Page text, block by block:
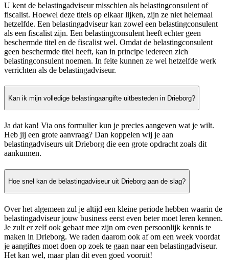
U kent de belastingadviseur misschien als belastingconsulent of
fiscalist. Hoewel deze titels op elkaar lijken, zijn ze niet helemaal
hetzelfde. Een belastingadviseur kan zowel een belastingconsulent
als een fiscalist zijn. Een belastingconsulent heeft echter geen
beschermde titel en de fiscalist wel. Omdat de belastingconsulent
geen beschermde titel heeft, kan in principe iedereen zich
belastingconsulent noemen. In feite kunnen ze wel hetzelfde werk
verrichten als de belastingadviseur.
Kan ik mijn volledige belastingaangifte uitbesteden in Drieborg?
Ja dat kan! Via ons formulier kun je precies aangeven wat je wilt.
Heb jij een grote aanvraag? Dan koppelen wij je aan
belastingadviseurs uit Drieborg die een grote opdracht zoals dit
aankunnen.
Hoe snel kan de belastingadviseur uit Drieborg aan de slag?
Over het algemeen zul je altijd een kleine periode hebben waarin de
belastingadviseur jouw business eerst even beter moet leren kennen.
Je zult er zelf ook gebaat mee zijn om even persoonlijk kennis te
maken in Drieborg. We raden daarom ook af om een week voordat
je aangiftes moet doen op zoek te gaan naar een belastingadviseur.
Het kan wel, maar plan dit even goed vooruit!